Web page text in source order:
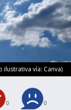
ilustrativa vía: Canva)
0 0